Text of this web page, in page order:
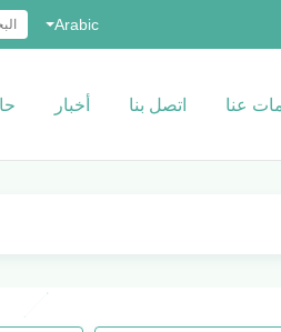
Arabic
عنا اتصل بنا أخبار